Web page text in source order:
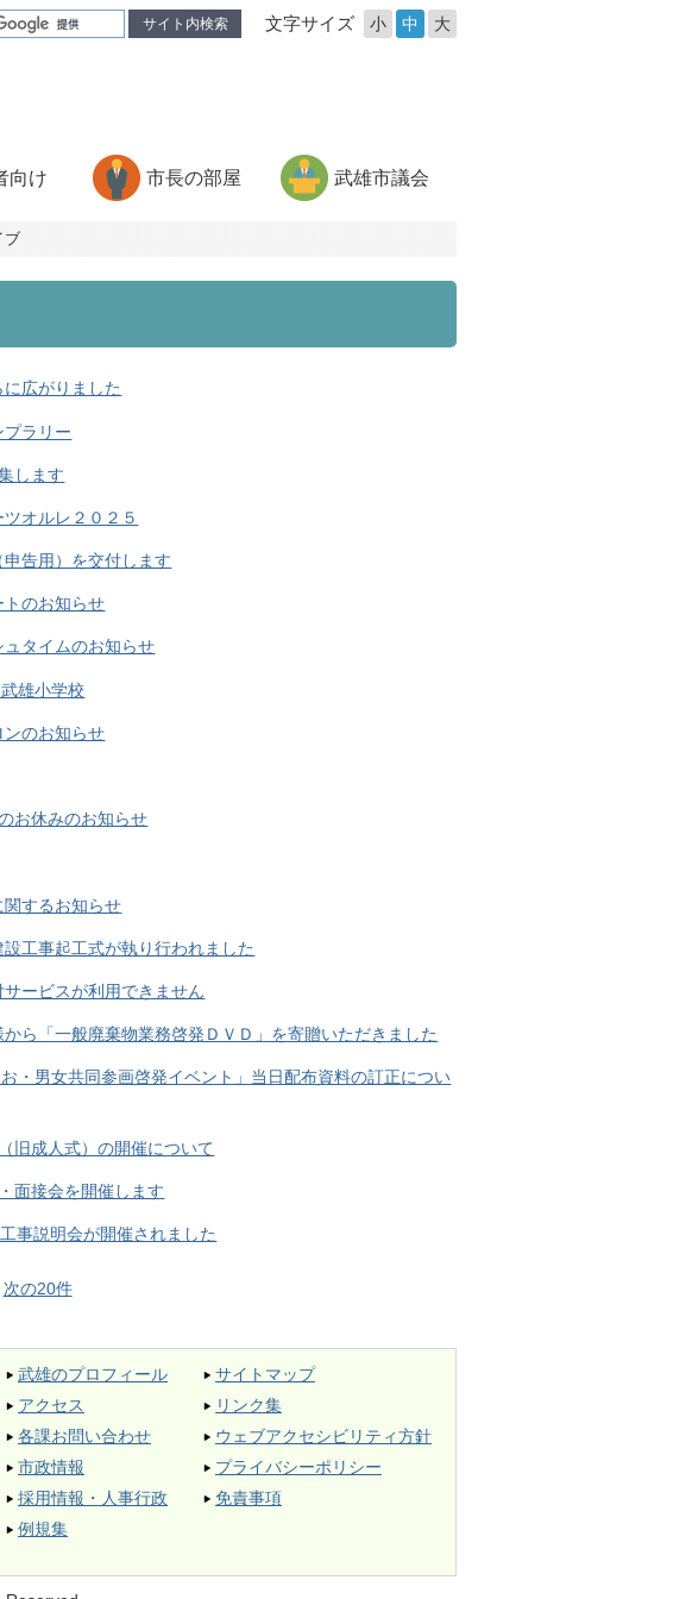
サイト内検索 文字サイズ 小 中 大
向け 市長の部屋 武雄市議会
ブ
広がりました
ラリー
します
オルレ２０２５
告用）を交付します
トのお知らせ
ュタイムのお知らせ
雄小学校
ンのお知らせ
お休みのお知らせ
するお知らせ
工事起工式が執り行われました
ービスが利用できません
ら「一般廃棄物業務啓発ＤＶＤ」を寄贈いただきました
・男女共同参画啓発イベント」当日配布資料の訂正につい
旧成人式）の開催について
面接会を開催します
事説明会が開催されました
次の20件
武雄のプロフィール
アクセス
各課お問い合わせ
市政情報
採用情報・人事行政
例規集
サイトマップ
リンク集
ウェブアクセシビリティ方針
プライバシーポリシー
免責事項